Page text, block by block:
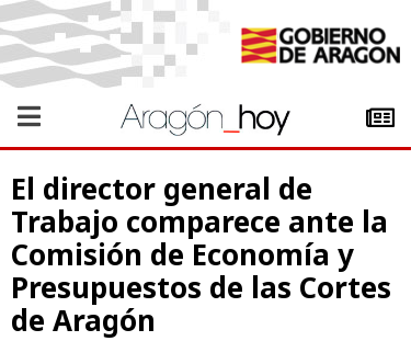
El director general de
Trabajo comparece ante la
Comisión de Economía y
Presupuestos de las Cortes
de Aragón